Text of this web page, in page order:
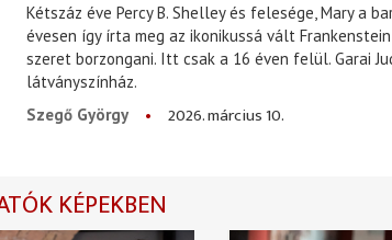
Kétszáz éve Percy B. Shelley és felesége, Mary a
évesen így írta meg az ikonikussá vált
szeret borzongani. Itt csak a 16 éven felül. Garai
látványszínház.
Szegő György
2026. március 10.
KÉPEKBEN